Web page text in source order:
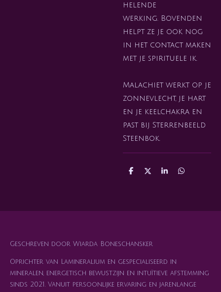
helende
werking.
Bovenden
helpt ze je ook nog
in het contact maken
met je spirituele ik.
Malachiet werkt op je
zonnevlecht, je hart
en je keelchakra en
past bij Sterrenbeeld
Steenbok.
D
D
S
D
Geschreven door Wiarda Boneschansker
Oprichter van Lamineralium en gespecialiseerd in
mineralen, energetisch bewustzijn en intuïtieve afstemming
sinds 2021. Vanuit persoonlijke ervaring en jarenlange